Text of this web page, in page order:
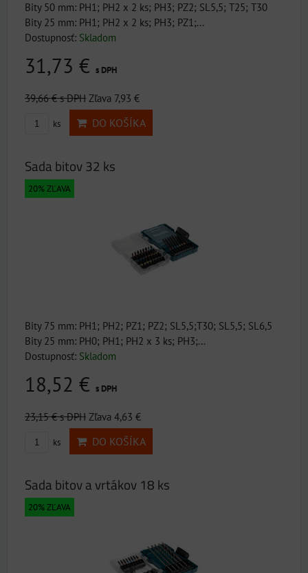
Bity 50 mm: PH1; PH2 x 2 ks; PH3; PZ2; SL5,5; T25; T30
Bity 25 mm: PH1; PH2 x 2 ks; PH3; PZ1;...
Dostupnosť: Skladom
31,73 € s DPH
39,66 €s DPH Zľava 7,93 €
ks DO KOŠÍKA
Sada bitov 32 ks
20% ZĽAVA
Bity 75 mm: PH1; PH2; PZ1; PZ2; SL5,5;T30; SL5,5; SL6,5
Bity 25 mm: PH0; PH1; PH2 x 3 ks; PH3;...
Dostupnosť: Skladom
18,52 € s DPH
23,15 €s DPH Zľava 4,63 €
ks DO KOŠÍKA
Sada bitov a vrtákov 18 ks
20% ZĽAVA